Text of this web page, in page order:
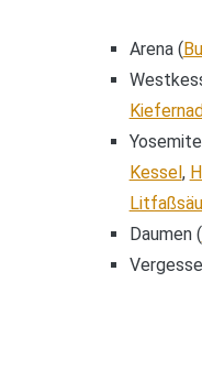
Arena (
Kessel,
Daumen (